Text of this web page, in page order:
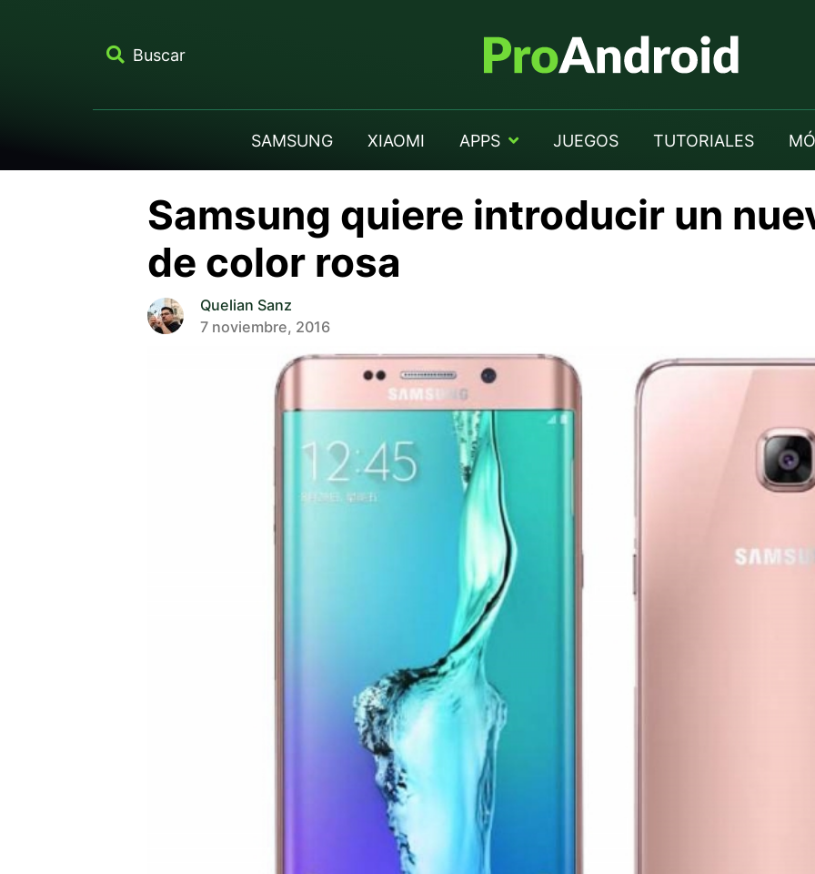
Buscar
SAMSUNG XIAOMI APPS JUEGOS TUTORIALES
Samsung quiere introducir un
de color rosa
Quelian Sanz
7 noviembre, 2016